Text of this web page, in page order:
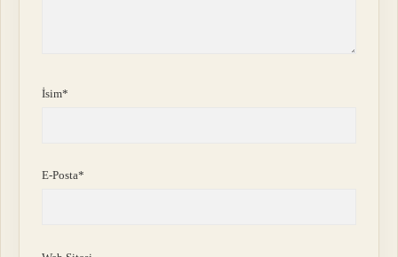
İsim*
E-Posta*